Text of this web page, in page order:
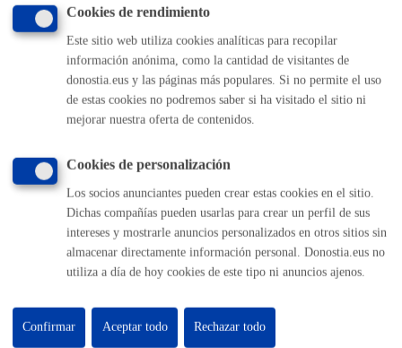
Enlaces útiles
Ofertas de empleo
Perfil del contratante
Sede electrónica
Mapas - GeoDonostia
Mapa web
Otras páginas web corporativas
Donostia Kirola
Donostia Kultura
Fomento de San Sebastián
Dbus
Cookies de rendimiento
Este sitio web utiliza cookies analíticas para recopilar
información anónima, como la cantidad de visitantes de
donostia.eus y las páginas más populares. Si no permite el uso
de estas cookies no podremos saber si ha visitado el sitio ni
mejorar nuestra oferta de contenidos.
Cookies de personalización
Los socios anunciantes pueden crear estas cookies en el sitio.
Dichas compañías pueden usarlas para crear un perfil de sus
intereses y mostrarle anuncios personalizados en otros sitios sin
almacenar directamente información personal. Donostia.eus no
utiliza a día de hoy cookies de este tipo ni anuncios ajenos.
Rechazar todo
Confirmar Aceptar todo